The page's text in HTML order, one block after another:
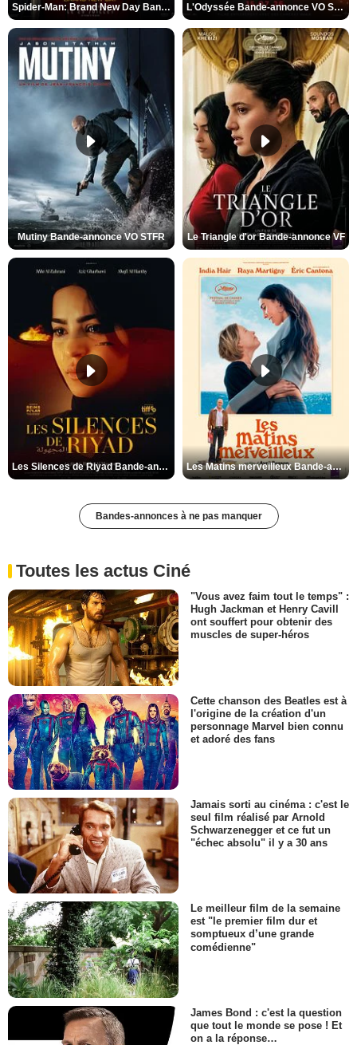
Spider-Man: Brand New Day Bande-annonce VO STFR L'Odyssée Bande-annonce VO STFR
Mutiny Bande-annonce VO STFR Le Triangle d'or Bande-annonce VF
Les Silences de Riyad Bande-annonce VO STFR Les Matins merveilleux Bande-annonce VF
Bandes-annonces à ne pas manquer
Toutes les actus Ciné
"Vous avez faim tout le temps" :
Hugh Jackman et Henry Cavill
ont souffert pour obtenir des
muscles de super-héros
Cette chanson des Beatles est à
l'origine de la création d'un
personnage Marvel bien connu
et adoré des fans
Jamais sorti au cinéma : c'est le
seul film réalisé par Arnold
Schwarzenegger et ce fut un
"échec absolu" il y a 30 ans
Le meilleur film de la semaine
est "le premier film dur et
somptueux d’une grande
comédienne"
James Bond : c'est la question
que tout le monde se pose ! Et
on a la réponse…